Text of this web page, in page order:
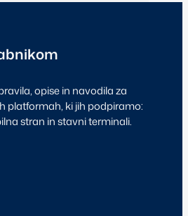
opise in navodila za
platformah, ki jih podpiramo:
stran in stavni terminali.